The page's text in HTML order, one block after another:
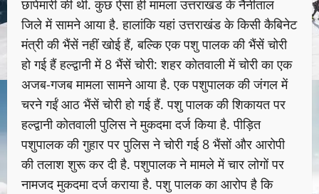
छापेमारी की थी. कुछ ऐसा ही मामला उत्तराखंड के नैनीताल
जिले में सामने आया है. हालांकि यहां उत्तराखंड के किसी कैबिनेट
मंत्री की भैंसें नहीं खोई हैं, बल्कि एक पशु पालक की भैंसें चोरी
हो गई हैं हल्द्वानी में 8 भैंसें चोरी: शहर कोतवाली में चोरी का एक
अजब-गजब मामला सामने आया है. एक पशुपालक की जंगल में
चरने गईं आठ भैंसें चोरी हो गई हैं. पशु पालक की शिकायत पर
हल्द्वानी कोतवाली पुलिस ने मुकदमा दर्ज किया है. पीड़ित
पशुपालक की गुहार पर पुलिस ने चोरी गई 8 भैंसों और आरोपी
की तलाश शुरू कर दी है. पशुपालक ने मामले में चार लोगों पर
नामजद मुकदमा दर्ज कराया है. पशु पालक का आरोप है कि